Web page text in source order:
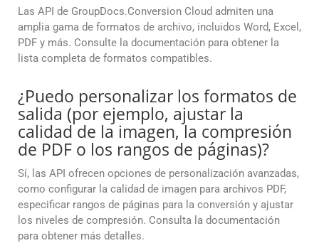
Las API de GroupDocs.Conversion Cloud admiten una
amplia gama de formatos de archivo, incluidos Word, Excel,
PDF y más. Consulte la documentación para obtener la
lista completa de formatos compatibles.
¿Puedo personalizar los formatos de
salida (por ejemplo, ajustar la
calidad de la imagen, la compresión
de PDF o los rangos de páginas)?
Sí, las API ofrecen opciones de personalización avanzadas,
como configurar la calidad de imagen para archivos PDF,
especificar rangos de páginas para la conversión y ajustar
los niveles de compresión. Consulta la documentación
para obtener más detalles.